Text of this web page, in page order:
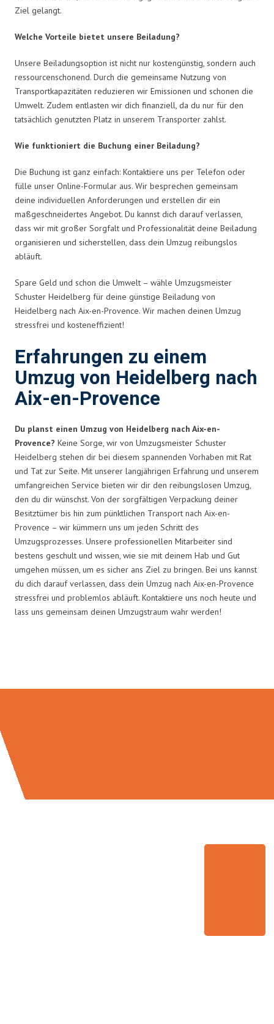
Ziel gelangt.
Welche Vorteile bietet unsere Beiladung?
Unsere Beiladungsoption ist nicht nur kostengünstig, sondern auch
ressourcenschonend. Durch die gemeinsame Nutzung von
Transportkapazitäten reduzieren wir Emissionen und schonen die
Umwelt. Zudem entlasten wir dich finanziell, da du nur für den
tatsächlich genutzten Platz in unserem Transporter zahlst.
Wie funktioniert die Buchung einer Beiladung?
Die Buchung ist ganz einfach: Kontaktiere uns per Telefon oder
fülle unser Online-Formular aus. Wir besprechen gemeinsam
deine individuellen Anforderungen und erstellen dir ein
maßgeschneidertes Angebot. Du kannst dich darauf verlassen,
dass wir mit großer Sorgfalt und Professionalität deine Beiladung
organisieren und sicherstellen, dass dein Umzug reibungslos
abläuft.
Spare Geld und schon die Umwelt – wähle Umzugsmeister
Schuster Heidelberg für deine günstige Beiladung von
Heidelberg nach Aix-en-Provence. Wir machen deinen Umzug
stressfrei und kosteneffizient!
Erfahrungen zu einem
Umzug von Heidelberg nach
Aix-en-Provence
Du planst einen Umzug von Heidelberg nach Aix-en-
Provence? Keine Sorge, wir von Umzugsmeister Schuster
Heidelberg stehen dir bei diesem spannenden Vorhaben mit Rat
und Tat zur Seite. Mit unserer langjährigen Erfahrung und unserem
umfangreichen Service bieten wir dir den reibungslosen Umzug,
den du dir wünschst. Von der sorgfältigen Verpackung deiner
Besitztümer bis hin zum pünktlichen Transport nach Aix-en-
Provence – wir kümmern uns um jeden Schritt des
Umzugsprozesses. Unsere professionellen Mitarbeiter sind
bestens geschult und wissen, wie sie mit deinem Hab und Gut
umgehen müssen, um es sicher ans Ziel zu bringen. Bei uns kannst
du dich darauf verlassen, dass dein Umzug nach Aix-en-Provence
stressfrei und problemlos abläuft. Kontaktiere uns noch heute und
lass uns gemeinsam deinen Umzugstraum wahr werden!